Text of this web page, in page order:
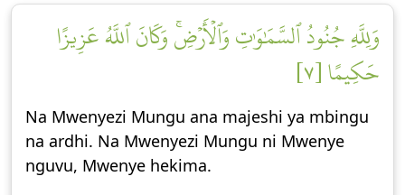
وَلِلَّهِ جُنُودُ ٱلسَّمَٰوَٰتِ وَٱلۡأَرۡضِۚ وَكَانَ ٱللَّهُ عَزِيزًا
حَكِيمًا [٧]
Na Mwenyezi Mungu ana majeshi ya mbingu
na ardhi. Na Mwenyezi Mungu ni Mwenye
nguvu, Mwenye hekima.